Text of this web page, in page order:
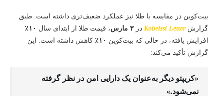
بیت‌کوین در مقایسه با طلا نیز عملکرد ضعیف‌تری داشته است. طبق
گزارشKobeissi Letter در ۳ مارس ، قیمت طلا از ابتدای سال ۱۰٪
افزایش یافته، در حالی که بیت‌کوین
کاهش داشته است. این
گزارش تأکید می‌کند:
«کریپتو دیگر به‌عنوان یک دارایی امن در نظر گرفته
نمی‌شود.»